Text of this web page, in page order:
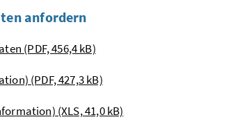
anfordern
(PDF, 456,4 kB)
(PDF, 427,3 kB)
(XLS, 41,0 kB)